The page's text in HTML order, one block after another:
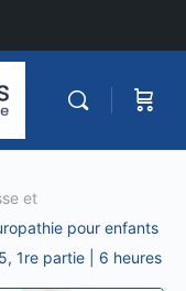
et
pour enfants
1re partie | 6 heures